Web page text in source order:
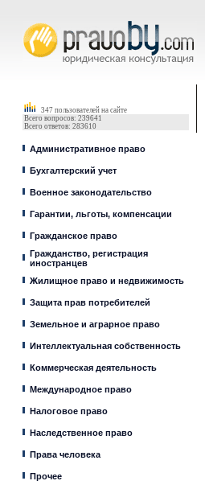
347 пользователей на сайте
Всего вопросов: 239641
Всего ответов: 283610
Административное право
Бухгалтерский учет
Военное законодательство
Гарантии, льготы, компенсации
Гражданское право
Гражданство, регистрация
иностранцев
Жилищное право и недвижимость
Защита прав потребителей
Земельное и аграрное право
Интеллектуальная собственность
Коммерческая деятельность
Международное право
Налоговое право
Наследственное право
Права человека
Прочее